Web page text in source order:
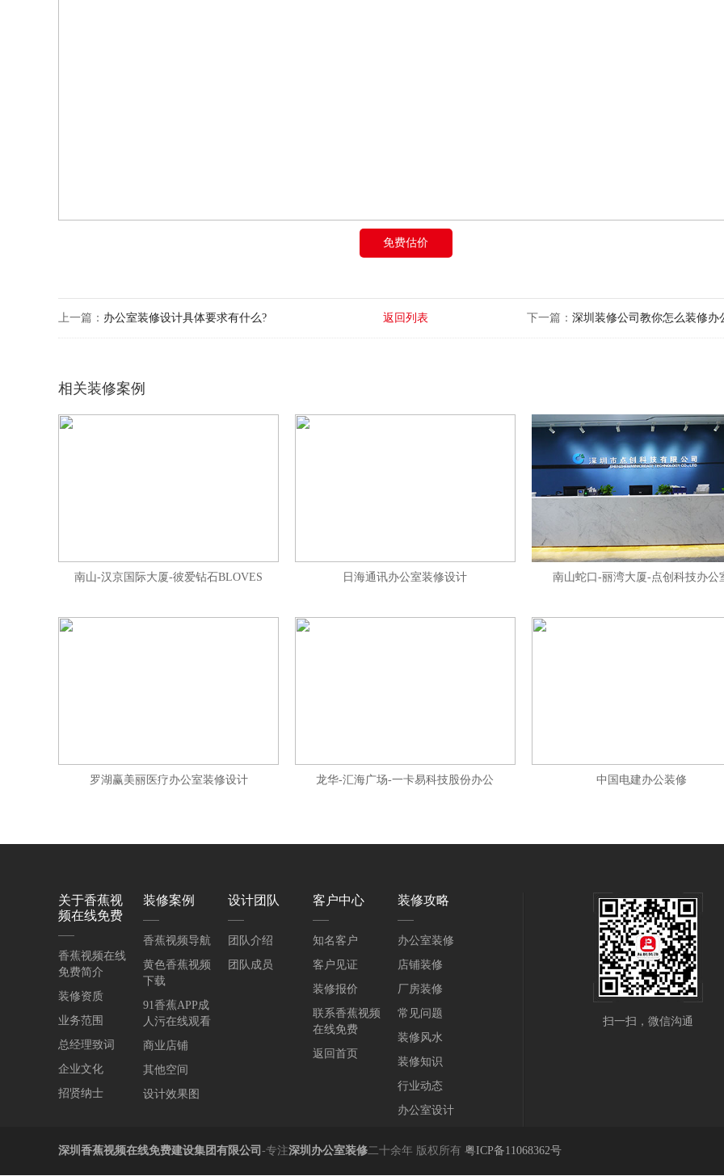
免费估价
上一篇： 办公室装修设计具体要求有什么? 下一篇： 深圳装修公司教你怎么装修办
返回列表
相关装修案例
南山-汉京国际大厦-彼爱钻石BLOVES 日海通讯办公室装修设计 南山蛇口-丽湾大厦-点创科技办公
罗湖赢美丽医疗办公室装修设计 龙华-汇海广场-一卡易科技股份办公 中国电建办公装修
关于香蕉视
频在线免费
香蕉视频在线
免费简介
装修资质
业务范围
总经理致词
企业文化
招贤纳士
装修案例
香蕉视频导航
黄色香蕉视频
下载
91香蕉APP成
人污在线观看
商业店铺
其他空间
设计效果图
设计团队
团队介绍
团队成员
客户中心
知名客户
客户见证
装修报价
联系香蕉视频
在线免费
返回首页
装修攻略
办公室装修
店铺装修
厂房装修
常见问题
装修风水
装修知识
行业动态
办公室设计
扫一扫，微信沟通
深圳香蕉视频在线免费建设集团有限公司 -专注深圳办公室装修二十余年 版权所有 粤ICP备11068362号